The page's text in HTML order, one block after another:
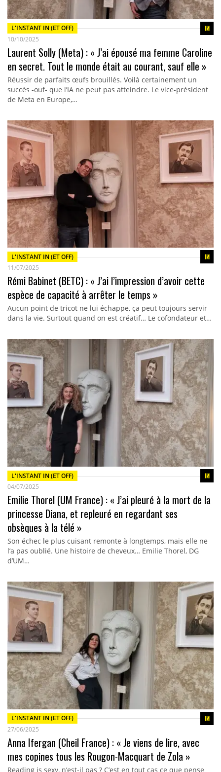
L'INSTANT IN (ET OFF)
10/10/2025
Laurent Solly (Meta) : « J’ai épousé ma femme Caroline
en secret. Tout le monde était au courant, sauf elle »
Réussir de parfaits œufs brouillés. Voilà certainement un
succès -ouf- que l’IA ne peut pas atteindre. Le vice-président
de Meta en Europe,…
L'INSTANT IN (ET OFF)
11/07/2025
Rémi Babinet (BETC) : « J’ai l’impression d’avoir cette
espèce de capacité à arrêter le temps »
Aucun point de tricot ne lui échappe, ça peut toujours servir
dans la vie. Surtout quand on est créatif… Le cofondateur et…
L'INSTANT IN (ET OFF)
04/07/2025
Emilie Thorel (UM France) : « J’ai pleuré à la mort de la
princesse Diana, et repleuré en regardant ses
obsèques à la télé »
Son échec le plus cuisant remonte à longtemps, mais elle ne
l’a pas oublié. Une histoire de cheveux… Emilie Thorel, DG
d’UM…
L'INSTANT IN (ET OFF)
27/06/2025
Anna Ifergan (Cheil France) : « Je viens de lire, avec
mes copines tous les Rougon-Macquart de Zola »
Reading is sexy, n’est-il pas ? C’est en tout cas ce que pense